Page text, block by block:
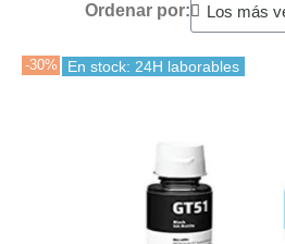
Ordenar por:
-30% En stock: 24H laborables